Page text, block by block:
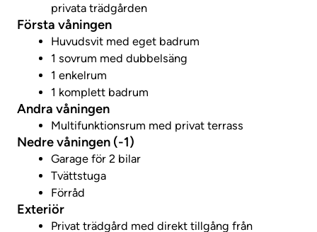
privata trädgården
Första våningen
Huvudsvit med eget badrum
1 sovrum med dubbelsäng
1 enkelrum
1 komplett badrum
Andra våningen
Multifunktionsrum med privat terrass
Nedre våningen (-1)
Garage för 2 bilar
Tvättstuga
Förråd
Exteriör
Privat trädgård med direkt tillgång från